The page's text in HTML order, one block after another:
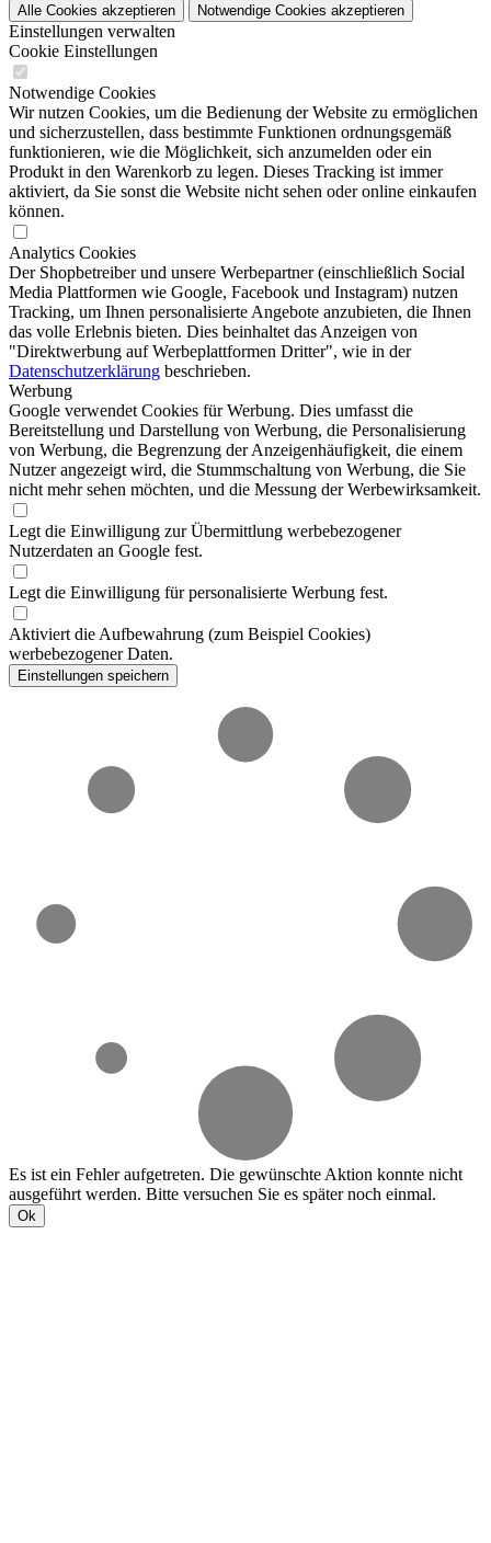
Alle Cookies akzeptieren Notwendige Cookies akzeptieren
Einstellungen verwalten
Cookie Einstellungen
Notwendige Cookies
Wir nutzen Cookies, um die Bedienung der Website zu ermöglichen
und sicherzustellen, dass bestimmte Funktionen ordnungsgemäß
funktionieren, wie die Möglichkeit, sich anzumelden oder ein
Produkt in den Warenkorb zu legen. Dieses Tracking ist immer
aktiviert, da Sie sonst die Website nicht sehen oder online einkaufen
können.
Analytics Cookies
Der Shopbetreiber und unsere Werbepartner (einschließlich Social
Media Plattformen wie Google, Facebook und Instagram) nutzen
Tracking, um Ihnen personalisierte Angebote anzubieten, die Ihnen
das volle Erlebnis bieten. Dies beinhaltet das Anzeigen von
"Direktwerbung auf Werbeplattformen Dritter", wie in der
Datenschutzerklärung beschrieben.
Werbung
Google verwendet Cookies für Werbung. Dies umfasst die
Bereitstellung und Darstellung von Werbung, die Personalisierung
von Werbung, die Begrenzung der Anzeigenhäufigkeit, die einem
Nutzer angezeigt wird, die Stummschaltung von Werbung, die Sie
nicht mehr sehen möchten, und die Messung der Werbewirksamkeit.
Legt die Einwilligung zur Übermittlung werbebezogener
Nutzerdaten an Google fest.
Legt die Einwilligung für personalisierte Werbung fest.
Aktiviert die Aufbewahrung (zum Beispiel Cookies)
werbebezogener Daten.
Einstellungen speichern
Es ist ein Fehler aufgetreten. Die gewünschte Aktion konnte nicht
ausgeführt werden. Bitte versuchen Sie es später noch einmal.
Ok